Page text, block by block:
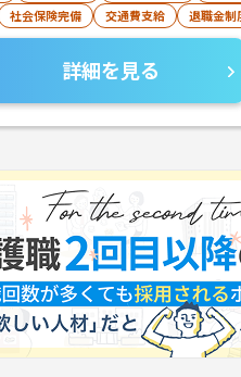
社会保険完備 交通費支給 退職金制
詳細を見る